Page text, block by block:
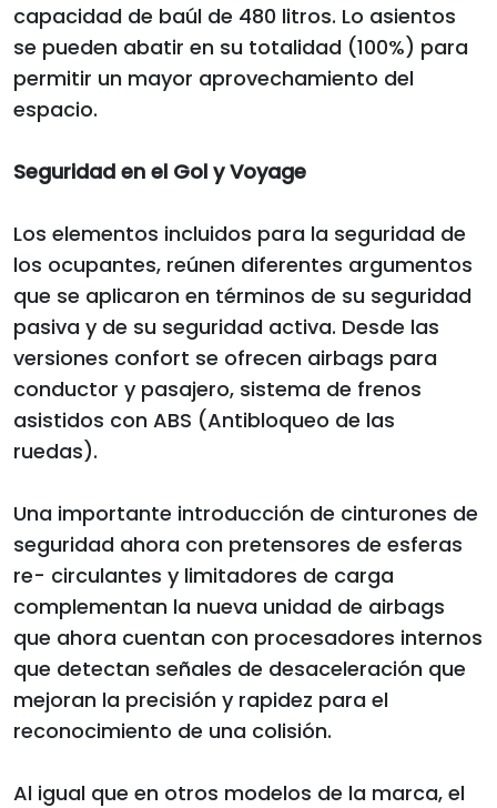
capacidad de baúl de 480 litros. Lo asientos
se pueden abatir en su totalidad (100%) para
permitir un mayor aprovechamiento del
espacio.
Seguridad en el Gol y Voyage
Los elementos incluidos para la seguridad de
los ocupantes, reúnen diferentes argumentos
que se aplicaron en términos de su seguridad
pasiva y de su seguridad activa. Desde las
versiones confort se ofrecen airbags para
conductor y pasajero, sistema de frenos
asistidos con ABS (Antibloqueo de las
ruedas).
Una importante introducción de cinturones de
seguridad ahora con pretensores de esferas
re- circulantes y limitadores de carga
complementan la nueva unidad de airbags
que ahora cuentan con procesadores internos
que detectan señales de desaceleración que
mejoran la precisión y rapidez para el
reconocimiento de una colisión.
Al igual que en otros modelos de la marca, el